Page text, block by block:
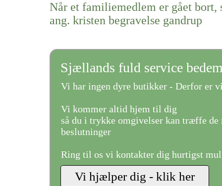
Når et familiemedlem er gået bort,
ang. kristen begravelse gandrup
Sjællands fuld service
Vi har ingen dyre butikker - Derfor er
Vi kommer altid hjem til dig
så du i trykke omgivelser kan træffe de
beslutninger
Ring til os vi kontakter dig hurtigst